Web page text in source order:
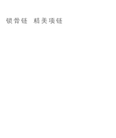
锁骨链 精美项链